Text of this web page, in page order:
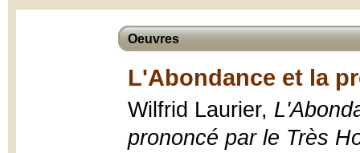
Oeuvres
L'Abondance et la
Wilfrid Laurier,
prononcé par le Très